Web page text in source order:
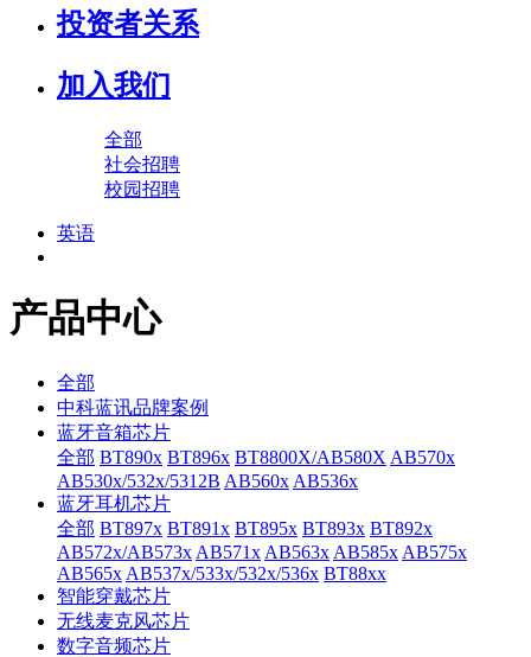
投资者关系
加入我们
全部
社会招聘
校园招聘
英语
产品中心
全部
中科蓝讯品牌案例
蓝牙音箱芯片
全部 BT890x BT896x BT8800X/AB580X AB570x
AB530x/532x/5312B AB560x AB536x
蓝牙耳机芯片
全部 BT897x BT891x BT895x BT893x BT892x
AB572x/AB573x AB571x AB563x AB585x AB575x
AB565x AB537x/533x/532x/536x BT88xx
智能穿戴芯片
无线麦克风芯片
数字音频芯片